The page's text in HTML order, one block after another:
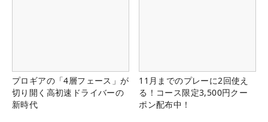
プロギアの「4層フェース」が
切り開く高初速ドライバーの
新時代
11月までのプレーに2回使え
る！コース限定3,500円クー
ポン配布中！